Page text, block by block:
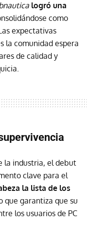
logró una
como
expectativas
la comunidad espera
de calidad y
la industria, el debut
clave para el
la lista de los
que garantiza que su
los usuarios de PC